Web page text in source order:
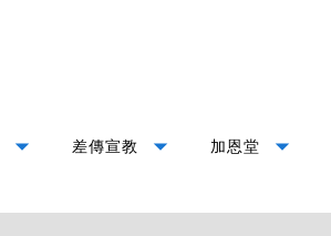
arrow_drop_down 差傳宣教 arrow_drop_down 加恩堂 arrow_drop_down